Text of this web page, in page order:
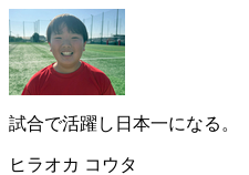
試合で活躍し日本一になる。
ヒラオカ コウタ